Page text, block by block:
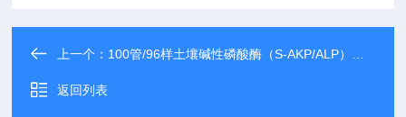
上一个： 100管/96样土壤碱性磷酸酶（S-AKP/ALP）测试盒-土壤系列测试盒
返回列表